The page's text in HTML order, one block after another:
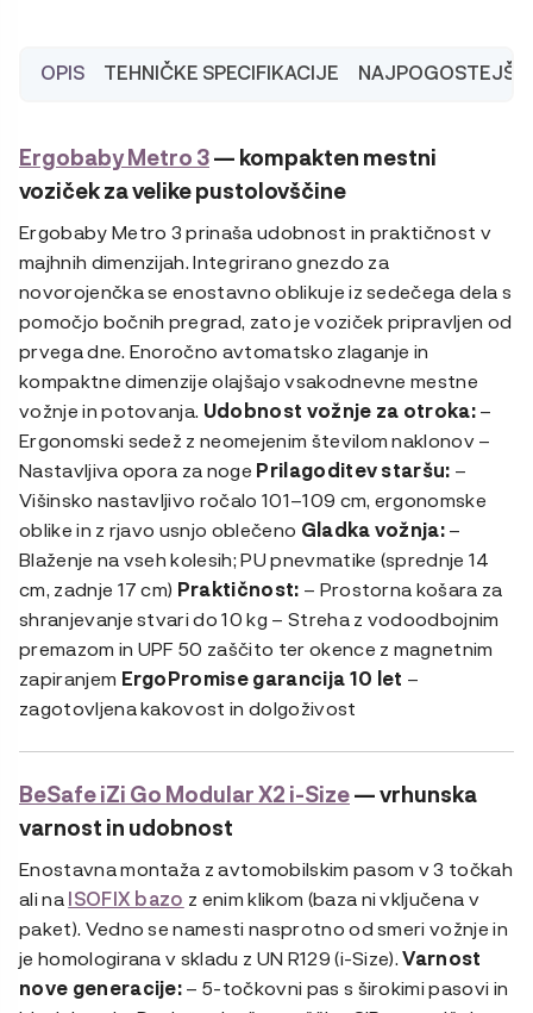
i-
količina
OPIS TEHNIČKE SPECIFIKACIJE NAJPOGOSTEJŠA
Ergobaby Metro 3— kompakten mestni
voziček za velike pustolovščine
Ergobaby Metro 3 prinaša udobnost in praktičnost v
majhnih dimenzijah. Integrirano gnezdo za
novorojenčka se enostavno oblikuje iz sedečega dela s
pomočjo bočnih pregrad, zato je voziček pripravljen od
prvega dne. Enoročno avtomatsko zlaganje in
kompaktne dimenzije olajšajo vsakodnevne mestne
vožnje in potovanja. Udobnost vožnje za otroka:–
Ergonomski sedež z neomejenim številom naklonov –
Nastavljiva opora za noge Prilagoditev staršu: –
Višinsko nastavljivo ročalo 101–109 cm, ergonomske
oblike in z rjavo usnjo oblečeno Gladka vožnja:–
Blaženje na vseh kolesih; PU pnevmatike (sprednje 14
cm, zadnje 17 cm) Praktičnost: – Prostorna košara za
shranjevanje stvari do 10 kg – Streha z vodoodbojnim
premazom in UPF 50 zaščito ter okence z magnetnim
zapiranjem ErgoPromise garancija 10 let –
zagotovljena kakovost in dolgoživost
BeSafe iZi Go Modular X2 i-Size— vrhunska
varnost in udobnost
Enostavna montaža z avtomobilskim pasom v 3 točkah
ali naISOFIX bazo z enim klikom (baza ni vključena v
paket). Vedno se namesti nasprotno od smeri vožnje in
je homologirana v skladu z UN R129 (i-Size).Varnost
nove generacije:– 5-točkovni pas s širokimi pasovi in